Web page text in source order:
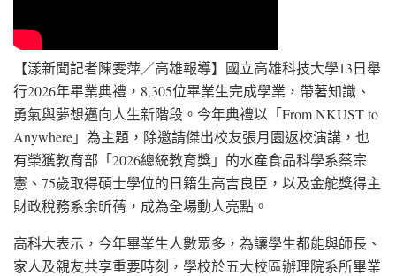
【漾新聞記者陳雯萍／高雄報導】國立高雄科技大學13日舉
行2026年畢業典禮，8,305位畢業生完成學業，帶著知識、
勇氣與夢想邁向人生新階段。今年典禮以「From NKUST to
Anywhere」為主題，除邀請傑出校友張月園返校演講，也
有榮獲教育部「2026總統教育獎」的水產食品科學系蔡宗
憲、75歲取得碩士學位的日籍生高吉良臣，以及金舵獎得主
財政稅務系余昕蒨，成為全場動人亮點。
高科大表示，今年畢業生人數眾多，為讓學生都能與師長、
家人及親友共享重要時刻，學校於五大校區辦理院系所畢業